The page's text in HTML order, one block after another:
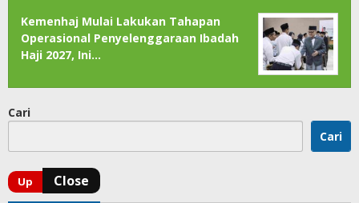
Kemenhaj Mulai Lakukan Tahapan
Operasional Penyelenggaraan Ibadah
Haji 2027, Ini…
Cari
Cari